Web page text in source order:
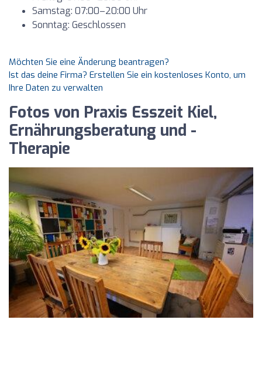
Samstag: 07:00–20:00 Uhr
Sonntag: Geschlossen
Möchten Sie eine Änderung beantragen?
Ist das deine Firma? Erstellen Sie ein kostenloses Konto, um
Ihre Daten zu verwalten
Fotos von Praxis Esszeit Kiel,
Ernährungsberatung und -
Therapie